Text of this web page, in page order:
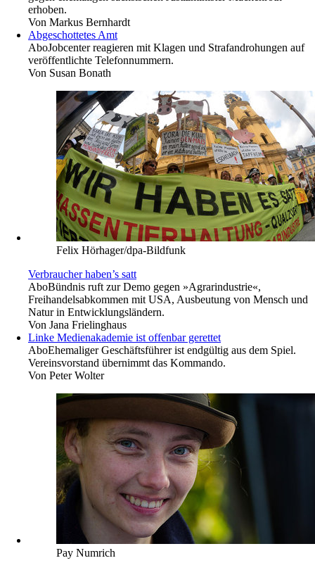
erhoben.
Von Markus Bernhardt
Abgeschottetes Amt
AboJobcenter reagieren mit Klagen und Strafandrohungen auf
veröffentlichte Telefonnummern.
Von Susan Bonath
Felix Hörhager/dpa-Bildfunk
Verbraucher haben’s satt
AboBündnis ruft zur Demo gegen »Agrarindustrie«,
Freihandelsabkommen mit USA, Ausbeutung von Mensch und
Natur in Entwicklungsländern.
Von Jana Frielinghaus
Linke Medienakademie ist offenbar gerettet
AboEhemaliger Geschäftsführer ist endgültig aus dem Spiel.
Vereinsvorstand übernimmt das Kommando.
Von Peter Wolter
Pay Numrich